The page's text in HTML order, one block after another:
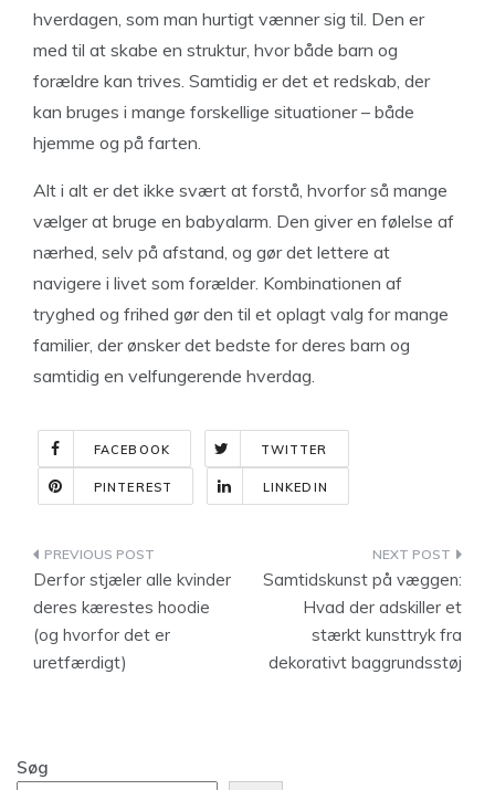
hverdagen, som man hurtigt vænner sig til. Den er
med til at skabe en struktur, hvor både barn og
forældre kan trives. Samtidig er det et redskab, der
kan bruges i mange forskellige situationer – både
hjemme og på farten.
Alt i alt er det ikke svært at forstå, hvorfor så mange
vælger at bruge en babyalarm. Den giver en følelse af
nærhed, selv på afstand, og gør det lettere at
navigere i livet som forælder. Kombinationen af
tryghed og frihed gør den til et oplagt valg for mange
familier, der ønsker det bedste for deres barn og
samtidig en velfungerende hverdag.
FACEBOOK TWITTER
PINTEREST LINKEDIN
Indlægsnavigation
Derfor stjæler alle kvinder
deres kærestes hoodie
(og hvorfor det er
uretfærdigt)
Samtidskunst på væggen:
Hvad der adskiller et
stærkt kunsttryk fra
dekorativt baggrundsstøj
Søg